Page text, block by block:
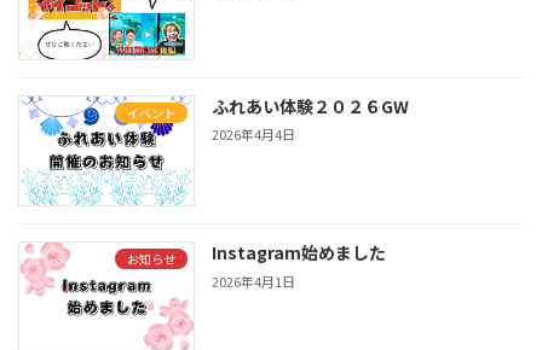
イベント ふれあい体験２０２６GW
2026年4月4日
お知らせ Instagram始めました
2026年4月1日